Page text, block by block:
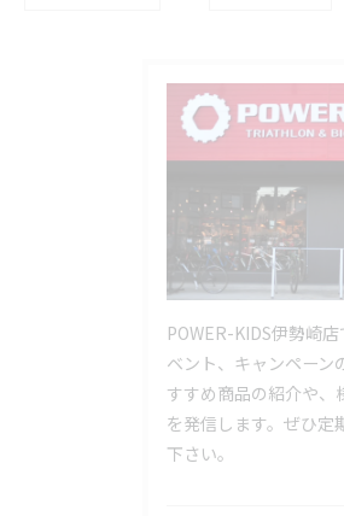
POWER-KIDS伊勢崎
ベント、キャンペーン
すすめ商品の紹介や、
を発信します。ぜひ定
下さい。